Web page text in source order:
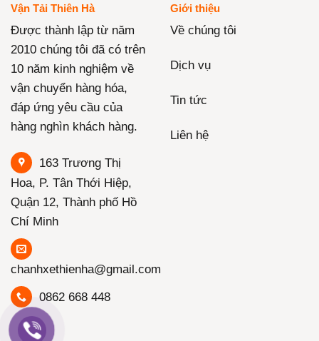
Vận Tải Thiên Hà
Được thành lập từ năm
2010 chúng tôi đã có trên
10 năm kinh nghiệm về
vận chuyển hàng hóa,
đáp ứng yêu cầu của
hàng nghìn khách hàng.
163 Trương Thị
Hoa, P. Tân Thới Hiệp,
Quận 12, Thành phố Hồ
Chí Minh
chanhxethienha@gmail.com
0862 668 448
Giới thiệu
Về chúng tôi
Dịch vụ
Tin tức
Liên hệ